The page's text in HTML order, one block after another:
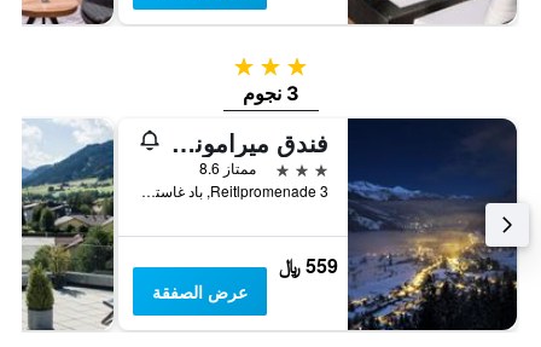
3 نجوم
3 نجوم
فندق ميرامونت البوتيكي
3 نجوم
ممتاز 8.6
Reitlpromenade 3, باد غاستيين, ولاية سالزبورغ, النمسا
559 ﷼
عرض الصفقة